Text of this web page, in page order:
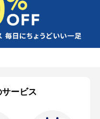
ービス